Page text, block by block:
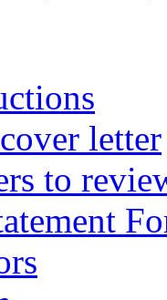
letter
to